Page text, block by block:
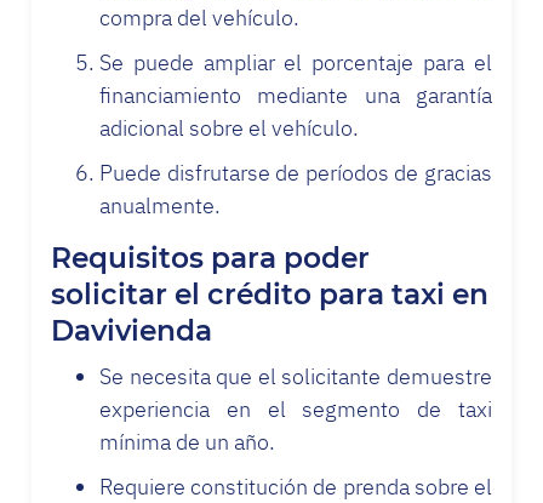
compra del vehículo.
Se puede ampliar el porcentaje para el
financiamiento mediante una garantía
adicional sobre el vehículo.
Puede disfrutarse de períodos de gracias
anualmente.
Requisitos para poder
solicitar el crédito para taxi en
Davivienda
Se necesita que el solicitante demuestre
experiencia en el segmento de taxi
mínima de un año.
Requiere constitución de prenda sobre el